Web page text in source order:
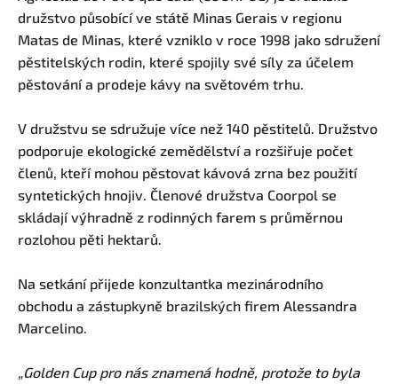
družstvo působící ve státě Minas Gerais v regionu
Matas de Minas, které vzniklo v roce 1998 jako sdružení
pěstitelských rodin, které spojily své síly za účelem
pěstování a prodeje kávy na světovém trhu.
V družstvu se sdružuje více než 140 pěstitelů. Družstvo
podporuje ekologické zemědělství a rozšiřuje počet
členů, kteří mohou pěstovat kávová zrna bez použití
syntetických hnojiv. Členové družstva Coorpol se
skládají výhradně z rodinných farem s průměrnou
rozlohou pěti hektarů.
Na setkání přijede konzultantka mezinárodního
obchodu a zástupkyně brazilských firem Alessandra
Marcelino.
„Golden Cup pro nás znamená hodně, protože to byla